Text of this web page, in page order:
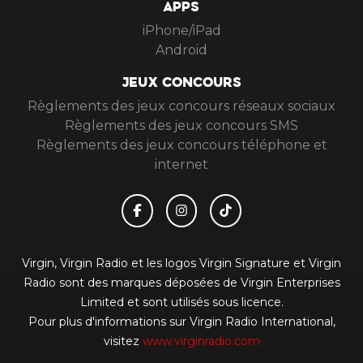
APPS
iPhone/iPad
Android
JEUX CONCOURS
Règlements des jeux concours réseaux sociaux
Règlements des jeux concours SMS
Règlements des jeux concours téléphone et
internet
Virgin, Virgin Radio et les logos Virgin Signature et Virgin
Radio sont des marques déposées de Virgin Enterprises
Limited et sont utilisés sous licence.
Pour plus d'informations sur Virgin Radio International,
visitez www.virginradio.com